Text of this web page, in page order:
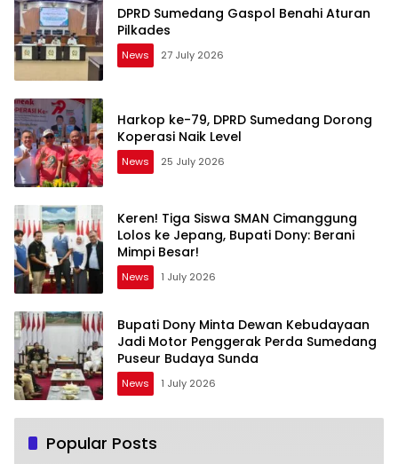
DPRD Sumedang Gaspol Benahi Aturan
Pilkades
News 27 July 2026
Harkop ke-79, DPRD Sumedang Dorong
Koperasi Naik Level
News 25 July 2026
Keren! Tiga Siswa SMAN Cimanggung
Lolos ke Jepang, Bupati Dony: Berani
Mimpi Besar!
News 1 July 2026
Bupati Dony Minta Dewan Kebudayaan
Jadi Motor Penggerak Perda Sumedang
Puseur Budaya Sunda
News 1 July 2026
Popular Posts